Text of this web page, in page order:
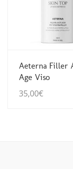
Guarda
Aeterna Filler
Age Viso
35,00€